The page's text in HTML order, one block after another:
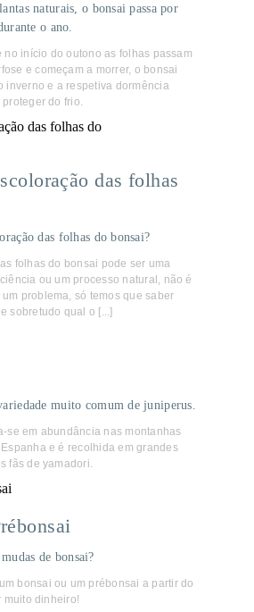
naturais, o bonsai passa por
o ano.
no início do outono as folhas passam
e começam a morrer, o bonsai
inverno e a respetiva dormência
do frio.
das folhas
das folhas do bonsai?
folhas do bonsai pode ser uma
ou um processo natural, não é
problema, só temos que saber
sobretudo qual o [...]
muito comum de juniperus.
se em abundância nas montanhas
e é recolhida em grandes
fãs de yamadori.
de bonsai?
bonsai ou um prébonsai a partir do
muito dinheiro!